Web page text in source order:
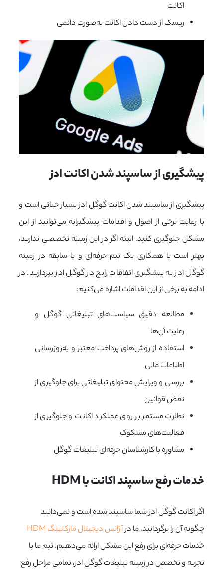
اکانت
ریسک از دست دادن اکانت به‌صورت دائمی
پیشگیری از ساسپند شدن اکانت ادز
پیشگیری از ساسپند شدن اکانت گوگل ادز بسیار حیاتی است و
با رعایت برخی از اصول و اقدامات پیشگیرانه می‌توانید از این
مشکل جلوگیری کنید. البته اگر در این زمینه تخصصی ندارید،
بهتر است با همکاری یک تیم حرفه‌ای و با سابقه در زمینه
گوگل ادز به پیشگیری اتفاقات رایج در گوگل ادز بپردازید. در
ادامه به برخی از این اقدامات اشاره می‌کنیم:
مطالعه دقیق سیاست‌های تبلیغاتی گوگل و
رعایت آن‌ها
استفاده از روش‌های پرداخت معتبر و به‌روزرسانی
اطلاعات مالی
بررسی و ویرایش محتوای تبلیغاتی برای جلوگیری از
نقض قوانین
نظارت مستمر بر روی عملکرد اکانت و جلوگیری از
فعالیت‌های مشکوک
مشاوره با کارشناسان حرفه‌ای تبلیغات گوگل
خدمات رفع ساسپند اکانت با HDM
اگر اکانت گوگل ادز شما ساسپند شده است و نمی‌دانید
چگونه آن را برگردانید، ما درآژانس دیجیتال مارکتینگ HDM
خدمات حرفه‌ای برای رفع این مشکل ارائه می‌دهیم. تیم ما با
تجربه و تخصص در زمینه تبلیغات گوگل ادز، تمامی مراحل رفع